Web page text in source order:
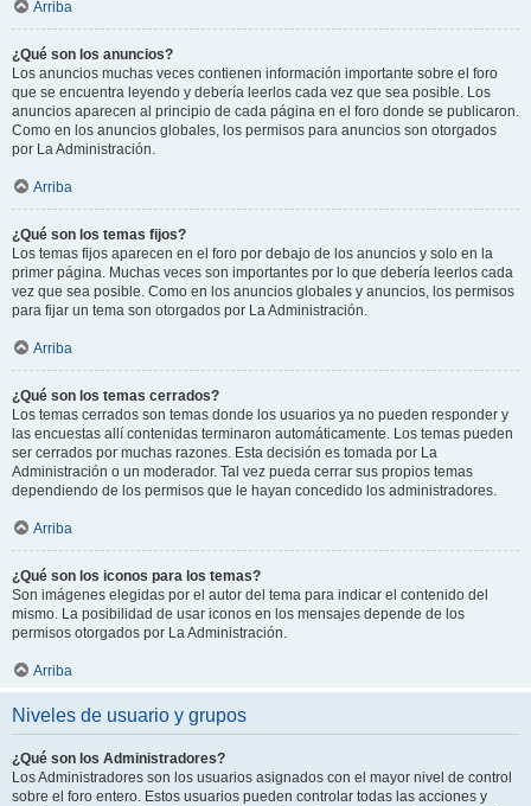
Arriba
¿Qué son los anuncios?
Los anuncios muchas veces contienen información importante sobre el foro
que se encuentra leyendo y debería leerlos cada vez que sea posible. Los
anuncios aparecen al principio de cada página en el foro donde se publicaron.
Como en los anuncios globales, los permisos para anuncios son otorgados
por La Administración.
Arriba
¿Qué son los temas fijos?
Los temas fijos aparecen en el foro por debajo de los anuncios y solo en la
primer página. Muchas veces son importantes por lo que debería leerlos cada
vez que sea posible. Como en los anuncios globales y anuncios, los permisos
para fijar un tema son otorgados por La Administración.
Arriba
¿Qué son los temas cerrados?
Los temas cerrados son temas donde los usuarios ya no pueden responder y
las encuestas allí contenidas terminaron automáticamente. Los temas pueden
ser cerrados por muchas razones. Esta decisión es tomada por La
Administración o un moderador. Tal vez pueda cerrar sus propios temas
dependiendo de los permisos que le hayan concedido los administradores.
Arriba
¿Qué son los iconos para los temas?
Son imágenes elegidas por el autor del tema para indicar el contenido del
mismo. La posibilidad de usar iconos en los mensajes depende de los
permisos otorgados por La Administración.
Arriba
Niveles de usuario y grupos
¿Qué son los Administradores?
Los Administradores son los usuarios asignados con el mayor nivel de control
sobre el foro entero. Estos usuarios pueden controlar todas las acciones y